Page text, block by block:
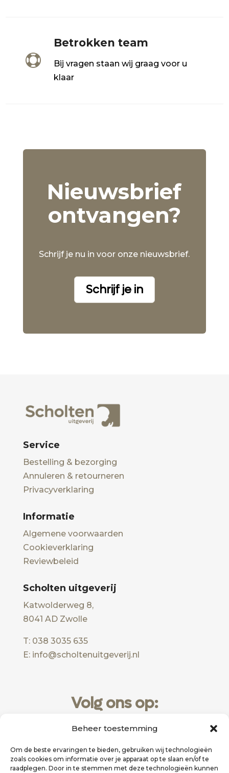
Beheer toestemming
Om de beste ervaringen te bieden, gebruiken wij technologieën
zoals cookies om informatie over je apparaat op te slaan en/of te
raadplegen. Door in te stemmen met deze technologieën kunnen

Betrokken team
Bij vragen staan wij graag voor u
klaar
Nieuwsbrief
ontvangen?
Schrijf je nu in voor onze nieuwsbrief.
Schrijf je in
Service
Bestelling & bezorging
Annuleren & retourneren
Privacyverklaring
Informatie
Algemene voorwaarden
Cookieverklaring
Reviewbeleid
Scholten uitgeverij
Katwolderweg 8,
8041 AD Zwolle
T: 038 3035 635
E: info@scholtenuitgeverij.nl
Volg ons op: